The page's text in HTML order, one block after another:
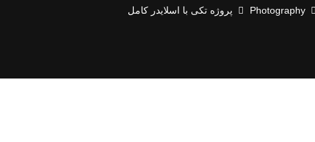
Photography پروژه تکی با اسلایدر کامل